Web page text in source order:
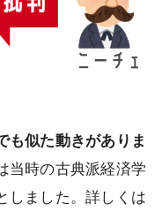
も似た動きがありま
当時の古典派経済学
しました。詳しくは